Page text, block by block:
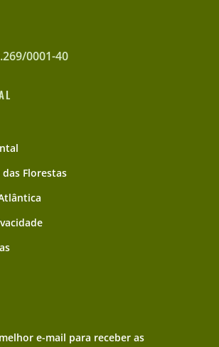
0001-40
Florestas
e-mail para receber as